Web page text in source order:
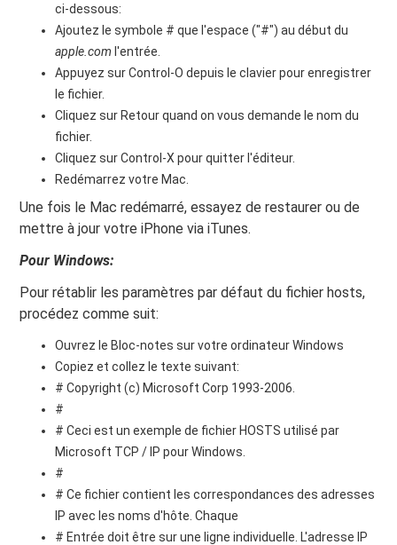
ci-dessous:
Ajoutez le symbole # que l'espace ("#") au début du
apple.com l'entrée.
Appuyez sur Control-O depuis le clavier pour enregistrer
le fichier.
Cliquez sur Retour quand on vous demande le nom du
fichier.
Cliquez sur Control-X pour quitter l'éditeur.
Redémarrez votre Mac.
Une fois le Mac redémarré, essayez de restaurer ou de
mettre à jour votre iPhone via iTunes.
Pour Windows:
Pour rétablir les paramètres par défaut du fichier hosts,
procédez comme suit:
Ouvrez le Bloc-notes sur votre ordinateur Windows
Copiez et collez le texte suivant:
# Copyright (c) Microsoft Corp 1993-2006.
#
# Ceci est un exemple de fichier HOSTS utilisé par
Microsoft TCP / IP pour Windows.
#
# Ce fichier contient les correspondances des adresses
IP avec les noms d'hôte. Chaque
# Entrée doit être sur une ligne individuelle. L'adresse IP